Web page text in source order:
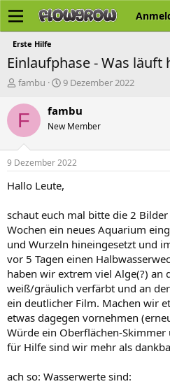
Erste Hilfe
Einlaufphase - Was läuft
E
s
l
e
r
fambu
E
s
e
l
t
m
9 Dezember 2022
F fambu
New Member
9 Dezember 2022
Hallo Leute,
schaut euch mal bitte die 2
Wochen ein neues Aquarium
und Wurzeln hineingesetzt und
vor 5 Tagen einen
haben wir extrem viel Alge(?) an
weiß/gräulich verfärbt und an
ein deutlicher Film. Machen wir
etwas dagegen vornehmen
Würde ein Oberflächen-Skimmer
für Hilfe sind wir mehr als
ach so: Wasserwerte sind: